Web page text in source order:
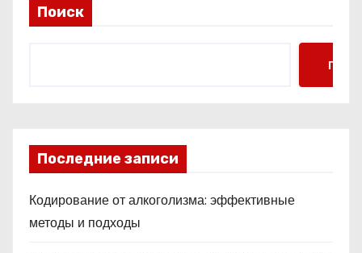
Поиск
Поиск
Последние записи
Кодирование от алкоголизма: эффективные
методы и подходы